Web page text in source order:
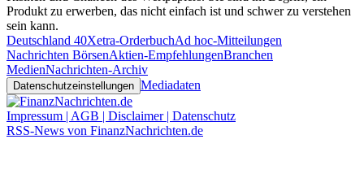
Produkt zu erwerben, das nicht einfach ist und schwer zu verstehen
sein kann.
Deutschland 40Xetra-OrderbuchAd hoc-Mitteilungen
Nachrichten BörsenAktien-EmpfehlungenBranchen
MedienNachrichten-Archiv
Datenschutzeinstellungen Mediadaten
Impressum | AGB | Disclaimer | Datenschutz
RSS-News von FinanzNachrichten.de